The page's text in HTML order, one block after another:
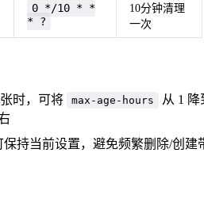
0 */10 * *
* ?
10分钟清理
一次
时，可将 max-age-hours 从 1 降
持当前设置，避免频繁删除/创建